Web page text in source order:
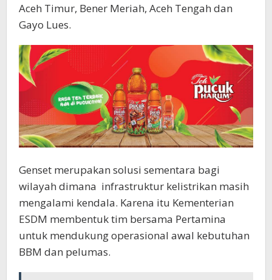
Aceh Timur, Bener Meriah, Aceh Tengah dan
Gayo Lues.
Genset merupakan solusi sementara bagi
wilayah dimana infrastruktur kelistrikan masih
mengalami kendala. Karena itu Kementerian
ESDM membentuk tim bersama Pertamina
untuk mendukung operasional awal kebutuhan
BBM dan pelumas.